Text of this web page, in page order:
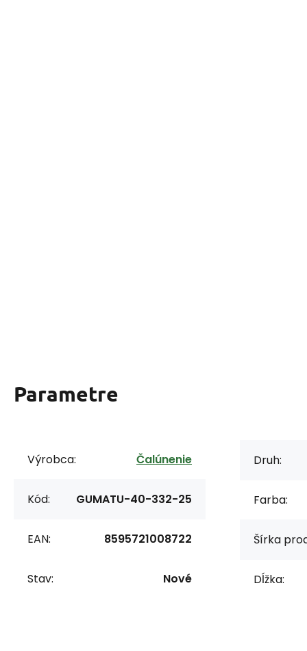
Parametre
Výrobca: Čalúnenie
Kód: GUMATU-40-332-25
EAN: 8595721008722
Stav: Nové
Druh:
Farba:
Šírka
Dĺžka: